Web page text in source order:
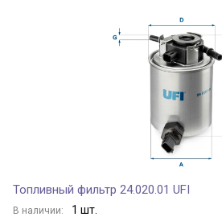
Топливный фильтр 24.020.01 UFI
В наличии: 1 шт.